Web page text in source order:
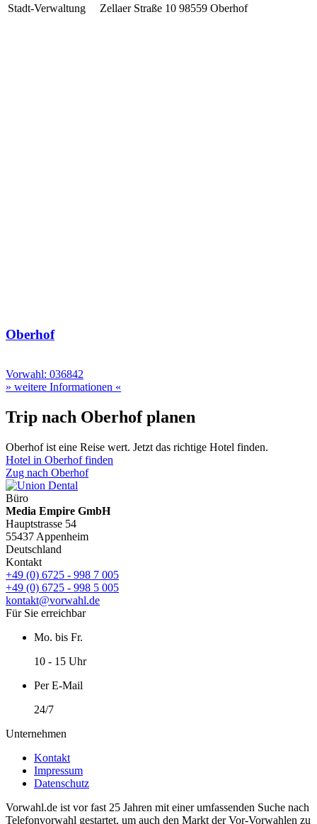
Stadt-Verwaltung
Zellaer Straße 10 98559 Oberhof
Oberhof
Vorwahl: 036842
» weitere Informationen «
Trip nach Oberhof planen
Oberhof ist eine Reise wert. Jetzt das richtige Hotel finden.
Hotel in Oberhof finden
Zug nach Oberhof
Büro
Media Empire GmbH
Hauptstrasse 54
55437 Appenheim
Deutschland
Kontakt
+49 (0) 6725 - 998 7 005
+49 (0) 6725 - 998 5 005
kontakt@vorwahl.de
Für Sie erreichbar
Mo. bis Fr.
10 - 15 Uhr
Per E-Mail
24/7
Unternehmen
Kontakt
Impressum
Datenschutz
Vorwahl.de ist vor fast 25 Jahren mit einer umfassenden Suche nach
Telefonvorwahl gestartet, um auch den Markt der Vor-Vorwahlen zu